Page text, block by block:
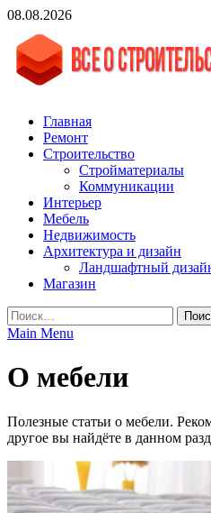
Skip
content
08.08.2026
vgasa.ru
Строительный журнал. Всё о
Главная
Ремонт
Строительство
Стройматериалы
Коммуникации
Интерьер
Мебель
Недвижимость
Архитектура и дизайн
Ландшафтный
Магазин
Найти:
Main Menu
О мебели
Полезные статьи о мебели.
другое вы найдёте в данном